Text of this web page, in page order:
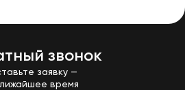
звонок
заявку —
время